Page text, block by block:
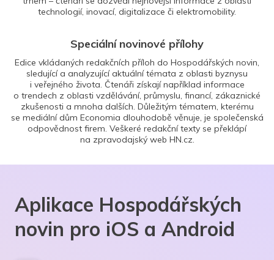
technologií, inovací, digitalizace či elektromobility.
Speciální novinové přílohy
Edice vkládaných redakčních příloh do Hospodářských novin,
sledující a analyzující aktuální témata z oblasti byznysu
i veřejného života. Čtenáři získají například informace
o trendech z oblasti vzdělávání, průmyslu, financí, zákaznické
zkušenosti a mnoha dalších. Důležitým tématem, kterému
se mediální dům Economia dlouhodobě věnuje, je společenská
odpovědnost firem. Veškeré redakční texty se překlápí
na zpravodajský web HN.cz.
Aplikace Hospodářských
novin pro iOS a Android